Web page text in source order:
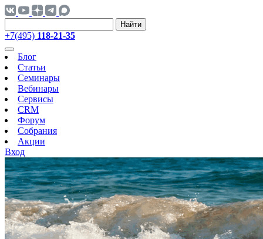
Найти
+7(495) 118-21-35
Блог
Статьи
Семинары
Вебинары
Сервисы
CRM
Форум
Собрания
Акции
Вход